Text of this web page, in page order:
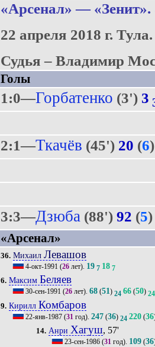
«Арсенал» — «Зенит».
22 апреля 2018 г.
Судья – Владимир
Голы
1:0—Горбатенко (3') 3
2:1—Ткачёв (45') 20 (6)
3:3—Дзюба (88') 92 (5)
«Арсенал»
36. Михаил Левашов
4-окт-1991 (26лет). 19 7 18 7
6. Максим Беляев
30-сен-1991 (26лет). 68(51) 24 66(50) 24
9. Кирилл Комбаров
22-янв-1987(31 год). 247(36) 24 220(36
14. Анри Хагуш, 57'
23-сен-1986 (31 год). 109 (36